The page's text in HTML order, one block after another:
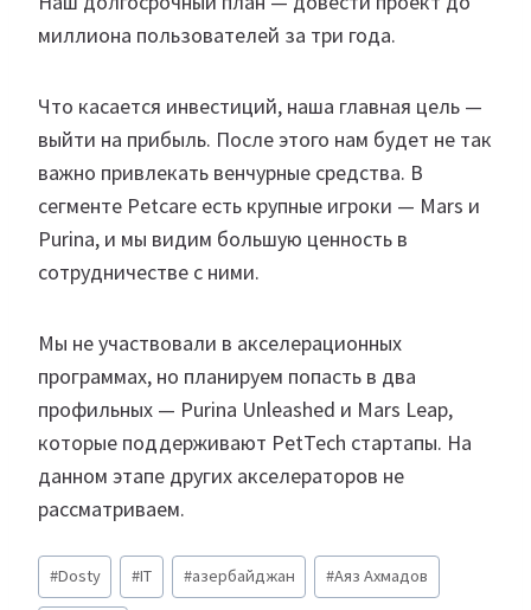
миллиона пользователей за три года.
Что касается инвестиций, наша главная цель —
выйти на прибыль. После этого нам будет не так
важно привлекать венчурные средства. В
сегменте Petcare есть крупные игроки — Mars и
Purina, и мы видим большую ценность в
сотрудничестве с ними.
Мы не участвовали в акселерационных
программах, но планируем попасть в два
профильных — Purina Unleashed и Mars Leap,
которые поддерживают PetTech стартапы. На
данном этапе других акселераторов не
рассматриваем.
Метки
записи:
#Dosty #IT #азербайджан #Аяз Ахмадов